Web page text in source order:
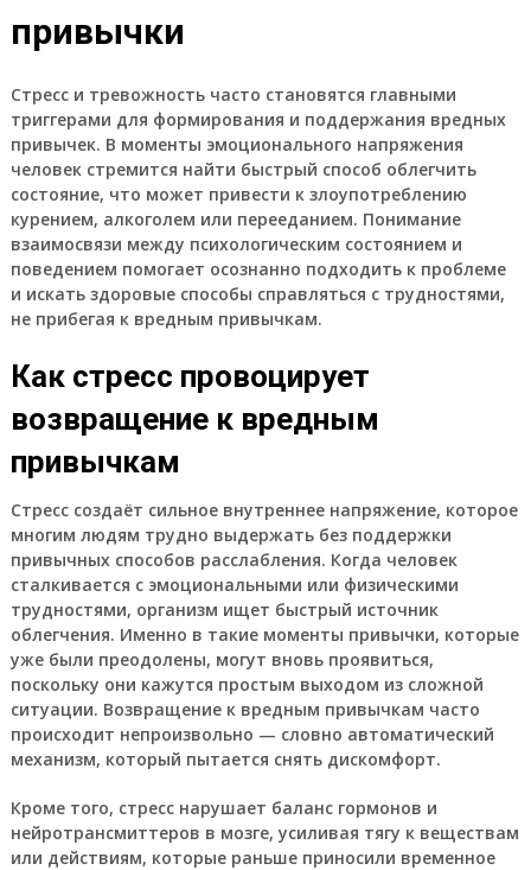
привычки
Стресс и тревожность часто становятся главными
триггерами для формирования и поддержания вредных
привычек. В моменты эмоционального напряжения
человек стремится найти быстрый способ облегчить
состояние, что может привести к злоупотреблению
курением, алкоголем или перееданием. Понимание
взаимосвязи между психологическим состоянием и
поведением помогает осознанно подходить к проблеме
и искать здоровые способы справляться с трудностями,
не прибегая к вредным привычкам.
Как стресс провоцирует
возвращение к вредным
привычкам
Стресс создаёт сильное внутреннее напряжение, которое
многим людям трудно выдержать без поддержки
привычных способов расслабления. Когда человек
сталкивается с эмоциональными или физическими
трудностями, организм ищет быстрый источник
облегчения. Именно в такие моменты привычки, которые
уже были преодолены, могут вновь проявиться,
поскольку они кажутся простым выходом из сложной
ситуации. Возвращение к вредным привычкам часто
происходит непроизвольно — словно автоматический
механизм, который пытается снять дискомфорт.
Кроме того, стресс нарушает баланс гормонов и
нейротрансмиттеров в мозге, усиливая тягу к веществам
или действиям, которые раньше приносили временное